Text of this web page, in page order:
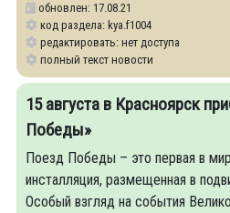
обновлен: 17.08.21
код раздела: kya.f1004
редактировать: нет доступа
полный текст новости
15 августа в Красноярск
Победы»
Поезд Победы – это первая в
инсталляция, размещенная в
Особый взгляд на события